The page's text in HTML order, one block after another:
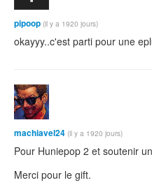
pipoop (il y a 1920 jours)
okayyy..c'est parti pour une
machiavel24 (il y a 1920 jours)
Pour Huniepop 2 et soutenir
Merci pour le gift.